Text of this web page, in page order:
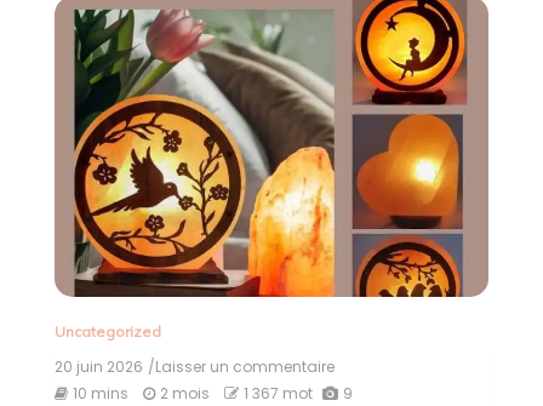
Uncategorized
20 juin 2026 /Laisser un commentaireon
Équilibre
10 mins 2 mois 1 367 mot 9